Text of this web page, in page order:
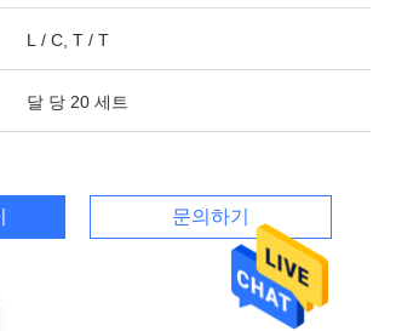
L / C, T / T
달 당 20 세트
문의하기